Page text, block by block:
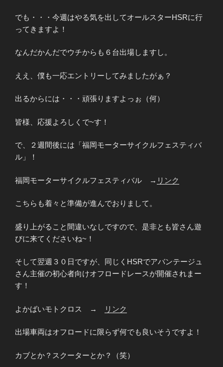
でも・・・今週はやる気を出してオールスターHSRに行
ってきますよ！
なんだかんだでウチからも６台出場しますし。
ええ、僕も一応エントリーしてみましたがぁ？
出るからには・・・頑張りますよっぉ（何）
皆様、応援よろしくで~す！
で、２週間後には「福岡モーターサイクルフェスティバ
ル」！
福岡モーターサイクルフェスティバル → リンク
こちらも着々と準備が進んでおりまして。
盛り上がること間違いなしですので、是非とも皆さん遊
びに来てくださいね~！
そして翌週３０日ですが、同じくHSRでアバンテージュ
さん主催の初心者向けオフロードレースが開催されまー
す！
よかばいモトクロス → リンク
出場車両はオフロードに限らず何でも良いそうですよ！
カブとか？スクーターとか？（笑）